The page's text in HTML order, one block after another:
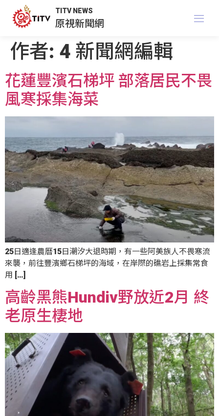
TITV NEWS
原視新聞網
作者: 4 新聞網編輯
花蓮豐濱石梯坪 部落居民不畏
風寒採集海菜
25日適逢農曆15日潮汐大退時期，有一些阿美族人不畏寒流
來襲，前往豐濱鄉石梯坪的海域，在岸際的礁岩上採集常食
用 […]
高齡黑熊Hundiv野放近2月 終
老原生棲地